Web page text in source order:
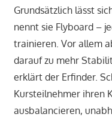
Grundsätzlich lässt
nennt sie Flyboard –
trainieren. Vor allem
darauf zu mehr
erklärt der Erfinder.
Kursteilnehmer ihren
ausbalancieren,